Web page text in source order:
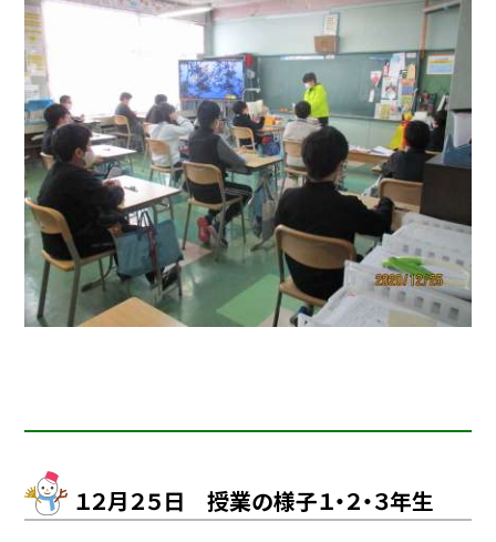
１２月２５日 授業の様子１・２・３年生